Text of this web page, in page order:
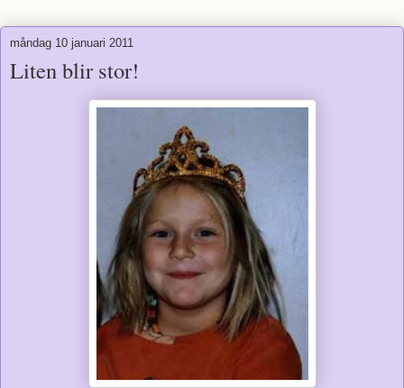
måndag 10 januari 2011
Liten blir stor!